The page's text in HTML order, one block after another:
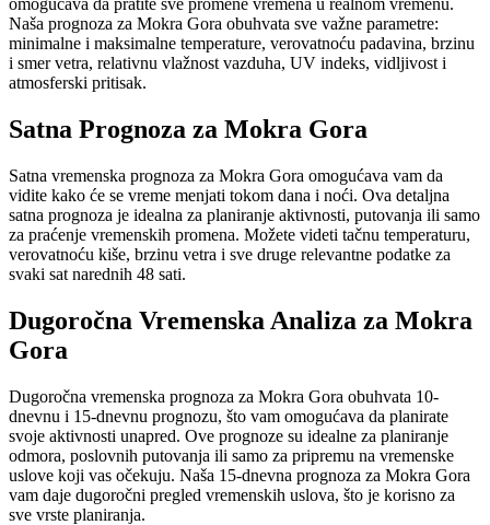
omogućava da pratite sve promene vremena u realnom vremenu.
Naša prognoza za Mokra Gora obuhvata sve važne parametre:
minimalne i maksimalne temperature, verovatnoću padavina, brzinu
i smer vetra, relativnu vlažnost vazduha, UV indeks, vidljivost i
atmosferski pritisak.
Satna Prognoza za Mokra Gora
Satna vremenska prognoza za Mokra Gora omogućava vam da
vidite kako će se vreme menjati tokom dana i noći. Ova detaljna
satna prognoza je idealna za planiranje aktivnosti, putovanja ili samo
za praćenje vremenskih promena. Možete videti tačnu temperaturu,
verovatnoću kiše, brzinu vetra i sve druge relevantne podatke za
svaki sat narednih 48 sati.
Dugoročna Vremenska Analiza za Mokra
Gora
Dugoročna vremenska prognoza za Mokra Gora obuhvata 10-
dnevnu i 15-dnevnu prognozu, što vam omogućava da planirate
svoje aktivnosti unapred. Ove prognoze su idealne za planiranje
odmora, poslovnih putovanja ili samo za pripremu na vremenske
uslove koji vas očekuju. Naša 15-dnevna prognoza za Mokra Gora
vam daje dugoročni pregled vremenskih uslova, što je korisno za
sve vrste planiranja.